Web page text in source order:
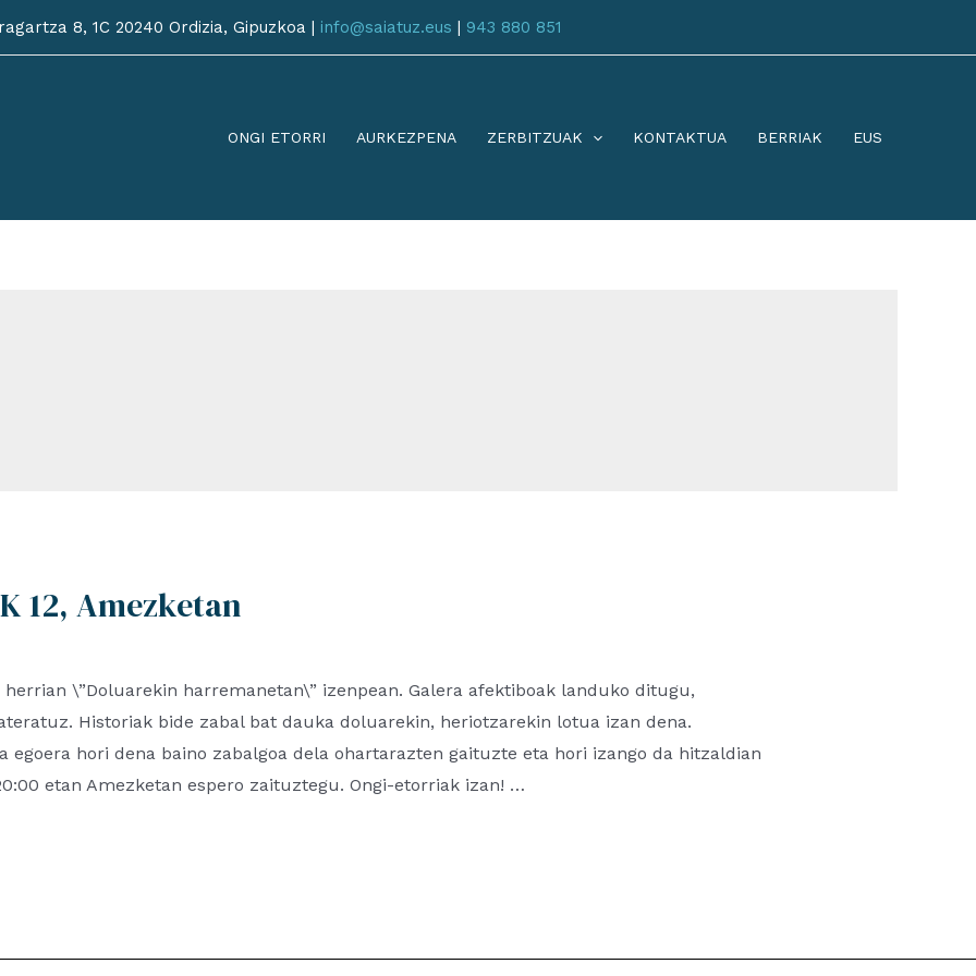
8, 1C 20240 Ordizia, Gipuzkoa | info@saiatuz.eus | 943 880 851
ONGI ETORRI AURKEZPENA ZERBITZUAK KONTAKTUA BERRIAK EUS
12, Amezketan
\”Doluarekin harremanetan\” izenpean. Galera afektiboak landuko ditugu,
Historiak bide zabal bat dauka doluarekin, heriotzarekin lotua izan dena.
egoera hori dena baino zabalgoa dela ohartarazten gaituzte eta hori izango da hitzaldian
etan Amezketan espero zaituztegu. Ongi-etorriak izan! …